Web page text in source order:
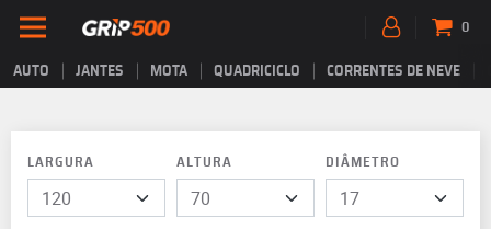
AUTO JANTES MOTA QUADRICICLO CORRENTES DE NEVE
0
LARGURA ALTURA DIÂMETRO